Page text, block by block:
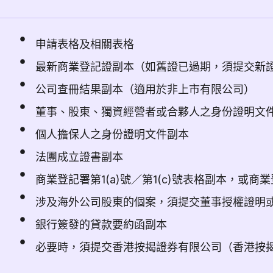
申請表格及相關表格
最新商業登記證副本（如舊證已過期，須提交新
公司查冊結果副本（適用於非上市有限公司）
董事、股東、獨資經營者或合夥人之身份證明文
個人擔保人之身份證明文件副本
法團成立證書副本
商業登記署第1(a)號／第1(c)號表格副本，或商
涉及海外公司股東的個案，須提交董事授權證明
銀行簽發的貸款要約函副本
必要時，須提交香港按揭證券有限公司（香港按